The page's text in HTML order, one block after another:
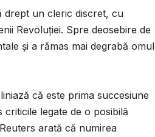
drept un cleric discret, cu
Revoluției. Spre deosebire de
și a rămas mai degrabă omul
că este prima succesiune
legate de o posibilă
arată că numirea